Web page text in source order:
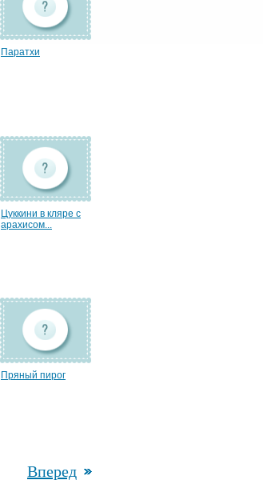
Паратхи
Цуккини в кляре с
арахисом...
Пряный пирог
Вперед